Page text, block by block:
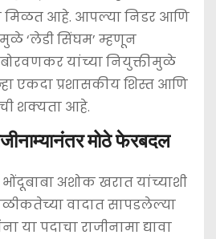
मिळत आहे. आपल्या निडर आणि
‘लेडी सिंघम’ म्हणून
यांच्या नियुक्तीमुळे
एकदा प्रशासकीय शिस्त आणि
शक्यता आहे.
मोठे फेरबदल
अशोक खरात यांच्याशी
वादात सापडलेल्या
पदाचा राजीनामा द्यावा